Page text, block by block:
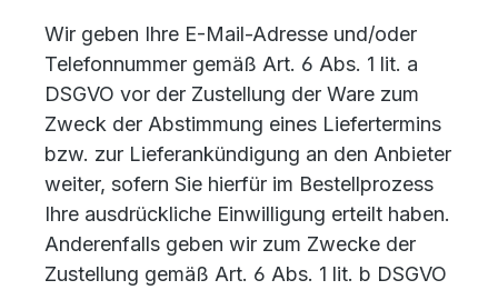
Wir geben Ihre E-Mail-Adresse und/oder
Telefonnummer gemäß Art. 6 Abs. 1 lit. a
DSGVO vor der Zustellung der Ware zum
Zweck der Abstimmung eines Liefertermins
bzw. zur Lieferankündigung an den Anbieter
weiter, sofern Sie hierfür im Bestellprozess
Ihre ausdrückliche Einwilligung erteilt haben.
Anderenfalls geben wir zum Zwecke der
Zustellung gemäß Art. 6 Abs. 1 lit. b DSGVO